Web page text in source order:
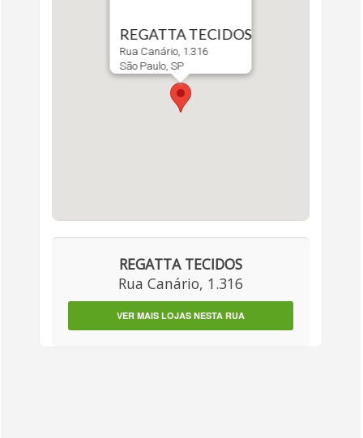
REGATTA TECIDOS
Rua Canário, 1.316
São Paulo, SP
REGATTA TECIDOS
Rua Canário, 1.316
VER MAIS LOJAS NESTA RUA